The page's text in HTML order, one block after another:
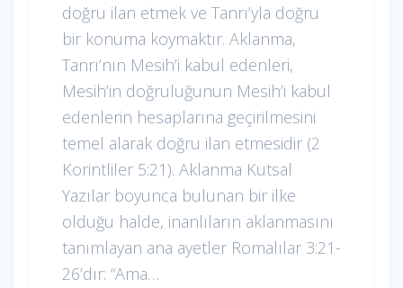
doğru ilan etmek ve Tanrı’yla doğru
bir konuma koymaktır. Aklanma,
Tanrı’nın Mesih’i kabul edenleri,
Mesih’in doğruluğunun Mesih’i kabul
edenlerin hesaplarına geçirilmesini
temel alarak doğru ilan etmesidir (2
Korintliler 5:21). Aklanma Kutsal
Yazılar boyunca bulunan bir ilke
olduğu halde, inanlıların aklanmasını
tanımlayan ana ayetler Romalılar 3:21-
26’dır: “Ama…